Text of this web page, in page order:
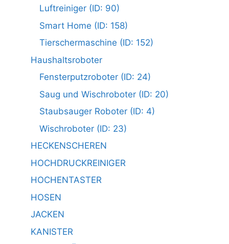
Luftreiniger (ID: 90)
Smart Home (ID: 158)
Tierschermaschine (ID: 152)
Haushaltsroboter
Fensterputzroboter (ID: 24)
Saug und Wischroboter (ID: 20)
Staubsauger Roboter (ID: 4)
Wischroboter (ID: 23)
HECKENSCHEREN
HOCHDRUCKREINIGER
HOCHENTASTER
HOSEN
JACKEN
KANISTER